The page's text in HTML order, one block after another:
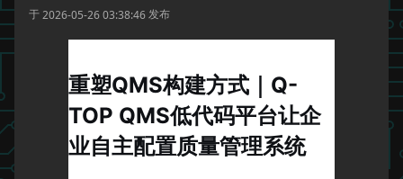
于2026-05-26 03:38:46发布
重塑QMS构建方式｜Q-
TOP QMS低代码平台让企
业自主配置质量管理系统